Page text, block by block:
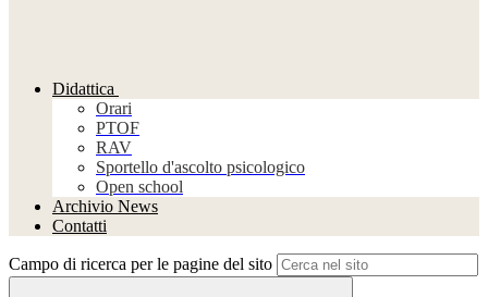
Didattica
Orari
PTOF
RAV
Sportello d'ascolto psicologico
Open school
Archivio News
Contatti
Campo di ricerca per le pagine del sito